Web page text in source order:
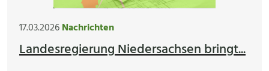
17.03.2026Nachrichten
Landesregierung Niedersachsen bringt...